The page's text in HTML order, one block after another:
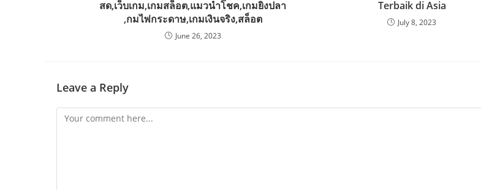
สด,เว็บเกม,เกมสล็อต,แมวนำโชค,เกมยิงปลา
,กมไพ่กระดาษ,เกมเงินจริง,สล็อต
June 26, 2023
Terbaik di Asia
July 8, 2023
Leave a Reply